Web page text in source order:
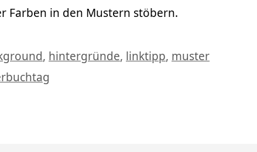
Farben in den Mustern stöbern.
, hintergründe, linktipp, muster